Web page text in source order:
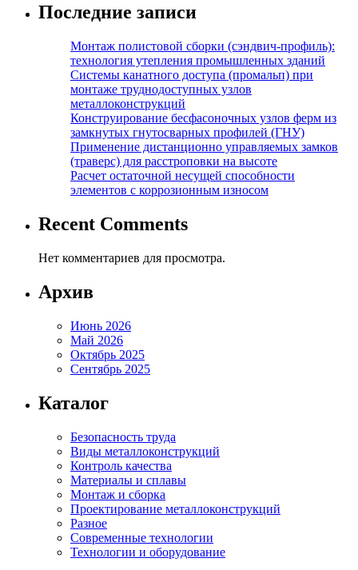
Последние записи
Монтаж полистовой сборки (сэндвич-профиль):
технология утепления промышленных зданий
Системы канатного доступа (промальп) при
монтаже труднодоступных узлов
металлоконструкций
Конструирование бесфасоночных узлов ферм из
замкнутых гнутосварных профилей (ГНУ)
Применение дистанционно управляемых замков
(траверс) для расстроповки на высоте
Расчет остаточной несущей способности
элементов с коррозионным износом
Recent Comments
Нет комментариев для просмотра.
Архив
Июнь 2026
Май 2026
Октябрь 2025
Сентябрь 2025
Каталог
Безопасность труда
Виды металлоконструкций
Контроль качества
Материалы и сплавы
Монтаж и сборка
Проектирование металлоконструкций
Разное
Современные технологии
Технологии и оборудование